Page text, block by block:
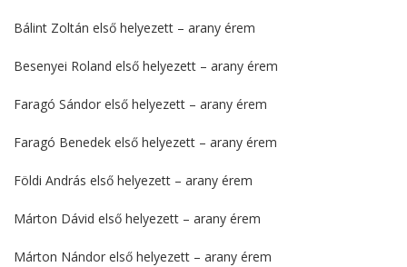
Bálint Zoltán első helyezett – arany érem
Besenyei Roland első helyezett – arany érem
Faragó Sándor első helyezett – arany érem
Faragó Benedek első helyezett – arany érem
Földi András első helyezett – arany érem
Márton Dávid első helyezett – arany érem
Márton Nándor első helyezett – arany érem